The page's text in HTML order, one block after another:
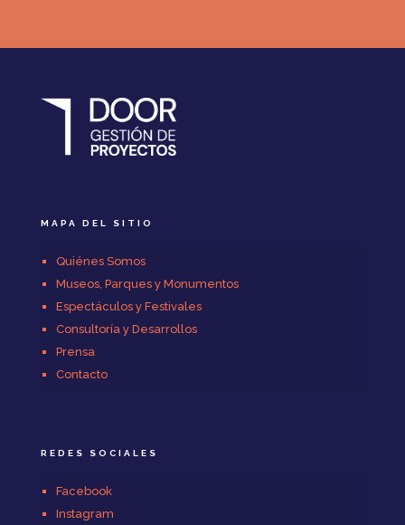
MAPA DEL SITIO
Quiénes Somos
Museos, Parques y Monumentos
Espectáculos y Festivales
Consultoría y Desarrollos
Prensa
Contacto
REDES SOCIALES
Facebook
Instagram